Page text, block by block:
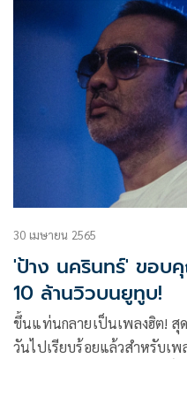
30 เมษายน 2565
'ป้าง นครินทร์' ขอบ
10 ล้านวิวบนยูทูบ!
ขึ้นแท่นกลายเป็นเพลงฮิต! สุ
วันไปเรียบร้อยแล้วสำหรับเพ